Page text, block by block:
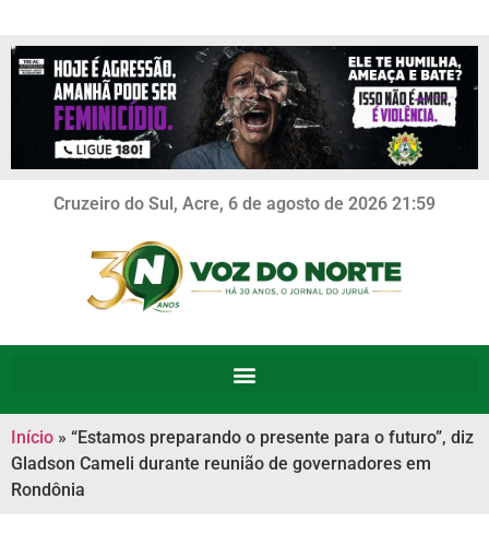
Cruzeiro do Sul, Acre, 6 de agosto de 2026 21:59
Início » “Estamos preparando o presente para o futuro”, diz
Gladson Cameli durante reunião de governadores em
Rondônia